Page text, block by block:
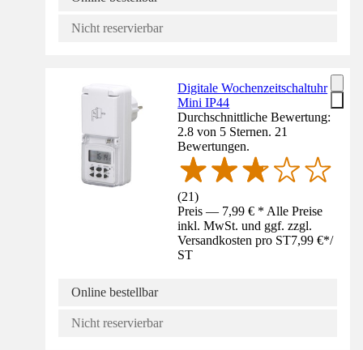
Nicht reservierbar
Digitale Wochenzeitschaltuhr
Mini IP44
Durchschnittliche Bewertung:
2.8 von 5 Sternen. 21
Bewertungen.
(21)
Preis — 7,99 € * Alle Preise
inkl. MwSt. und ggf. zzgl.
Versandkosten pro ST7,99 €*/
ST
Online bestellbar
Nicht reservierbar